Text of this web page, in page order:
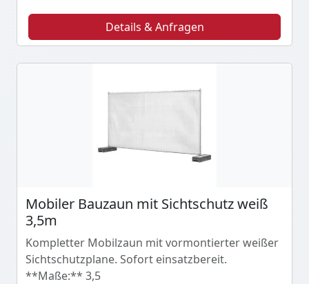
Details & Anfragen
Mobiler Bauzaun mit Sichtschutz weiß
3,5m
Kompletter Mobilzaun mit vormontierter weißer
Sichtschutzplane. Sofort einsatzbereit.
**Maße:** 3,5